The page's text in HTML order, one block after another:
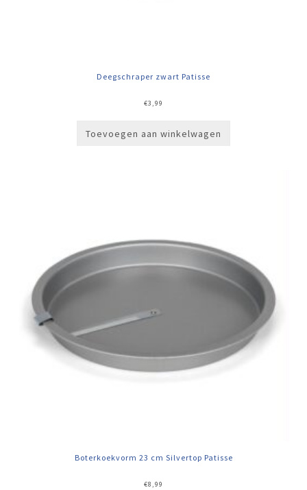
Deegschraper zwart Patisse
€3,99
Toevoegen aan winkelwagen
Boterkoekvorm 23 cm Silvertop Patisse
€8,99